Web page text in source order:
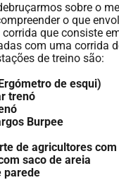
sobre o
o que
corrida que consiste
com uma corrida
de treino são:
de esqui)
trenó
Burpee
de agricultores
saco de areia
parede